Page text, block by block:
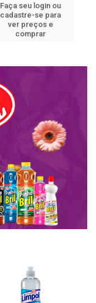
Faça seu login ou
cadastre-se para
ver preços e
comprar